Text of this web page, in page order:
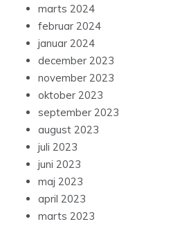
marts 2024
februar 2024
januar 2024
december 2023
november 2023
oktober 2023
september 2023
august 2023
juli 2023
juni 2023
maj 2023
april 2023
marts 2023